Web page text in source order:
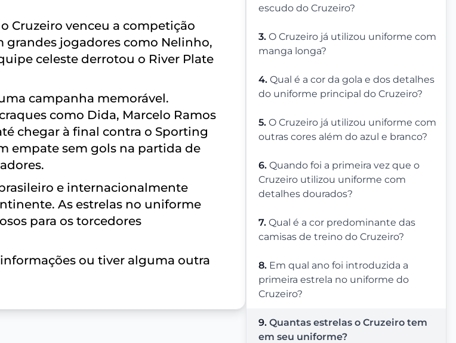
escudo do Cruzeiro?
3. O Cruzeiro já utilizou uniforme com
manga longa?
4. Qual é a cor da gola e dos detalhes
do uniforme principal do Cruzeiro?
5. O Cruzeiro já utilizou uniforme com
outras cores além do azul e branco?
6. Quando foi a primeira vez que o
Cruzeiro utilizou uniforme com
detalhes dourados?
7. Qual é a cor predominante das
camisas de treino do Cruzeiro?
8. Em qual ano foi introduzida a
primeira estrela no uniforme do
Cruzeiro?
9. Quantas estrelas o Cruzeiro tem
em seu uniforme?
Cruzeiro venceu a competição
grandes jogadores como Nelinho,
celeste derrotou o River Plate
campanha memorável.
como Dida, Marcelo Ramos
chegar à final contra o Sporting
empate sem gols na partida de
e internacionalmente
As estrelas no uniforme
para os torcedores
ou tiver alguma outra